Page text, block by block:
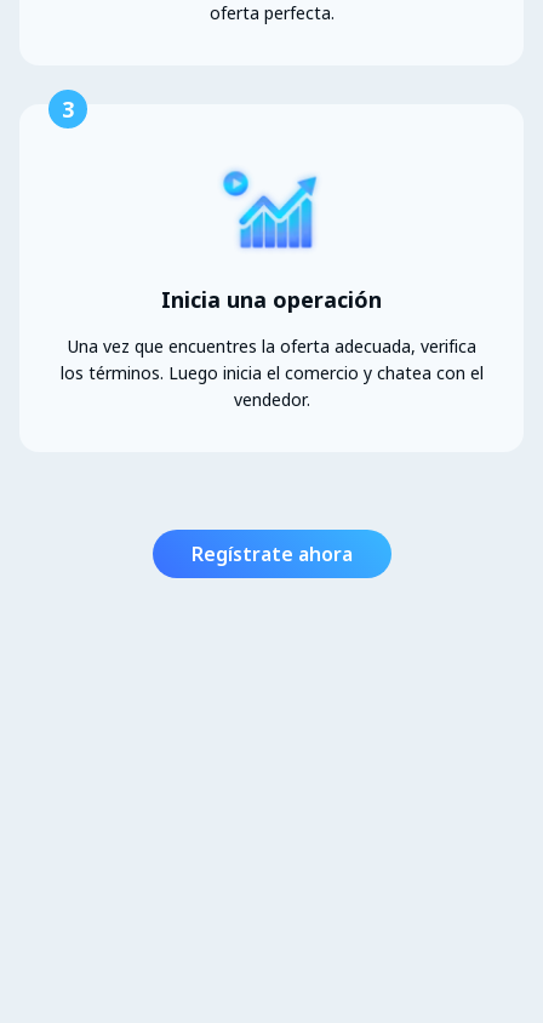
oferta perfecta.
3
Inicia una operación
Una vez que encuentres la oferta adecuada, verifica
los términos. Luego inicia el comercio y chatea con el
vendedor.
Regístrate ahora